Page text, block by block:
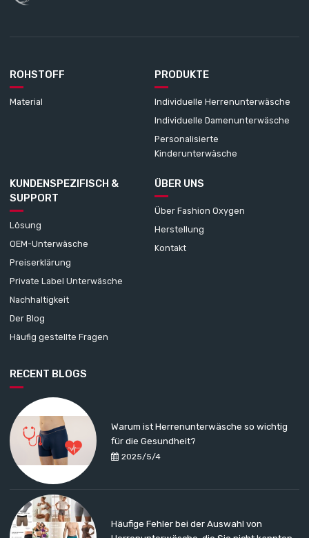
ROHSTOFF
Material
PRODUKTE
Individuelle Herrenunterwäsche
Individuelle Damenunterwäsche
Personalisierte
Kinderunterwäsche
KUNDENSPEZIFISCH &
SUPPORT
Lösung
OEM-Unterwäsche
Preiserklärung
Private Label Unterwäsche
Nachhaltigkeit
Der Blog
Häufig gestellte Fragen
ÜBER UNS
Über Fashion Oxygen
Herstellung
Kontakt
RECENT BLOGS
2025/5/4
Warum ist Herrenunterwäsche so wichtig
für die Gesundheit?
Häufige Fehler bei der Auswahl von